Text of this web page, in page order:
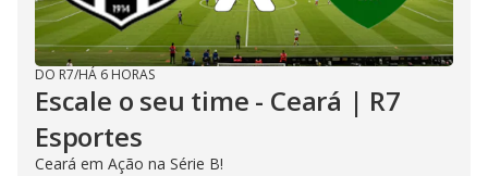
DO R7/HÁ 6 HORAS
Escale o seu time - Ceará | R7
Esportes
Ceará em Ação na Série B!